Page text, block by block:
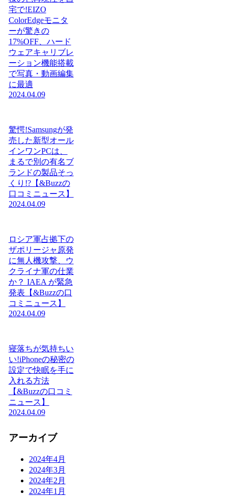
宅で!EIZO
ColorEdgeモニタ
ーが驚きの
17%OFF、ハード
ウェアキャリブレ
ーション機能搭載
で写真・動画編集
に最適
2024.04.09
驚愕!Samsungが発
売した新型オール
インワンPCは、
まるで別の有名ブ
ランドの製品そっ
くり!?【&Buzzの
口コミニュース】
2024.04.09
ロシア軍占拠下の
ザポリージャ原発
に無人機攻撃、ウ
クライナ軍の仕業
か？ IAEA が緊急
発表【&Buzzの口
コミニュース】
2024.04.09
寝落ちが気持ちい
い!iPhoneの秘密の
設定で快眠を手に
入れる方法
【&Buzzの口コミ
ニュース】
2024.04.09
アーカイブ
2024年4月
2024年3月
2024年2月
2024年1月